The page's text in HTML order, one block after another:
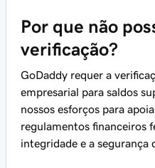
Por que não
verificação?
GoDaddy requer a
empresarial para saldos
nossos esforços para
regulamentos financeiros
integridade e a segurança